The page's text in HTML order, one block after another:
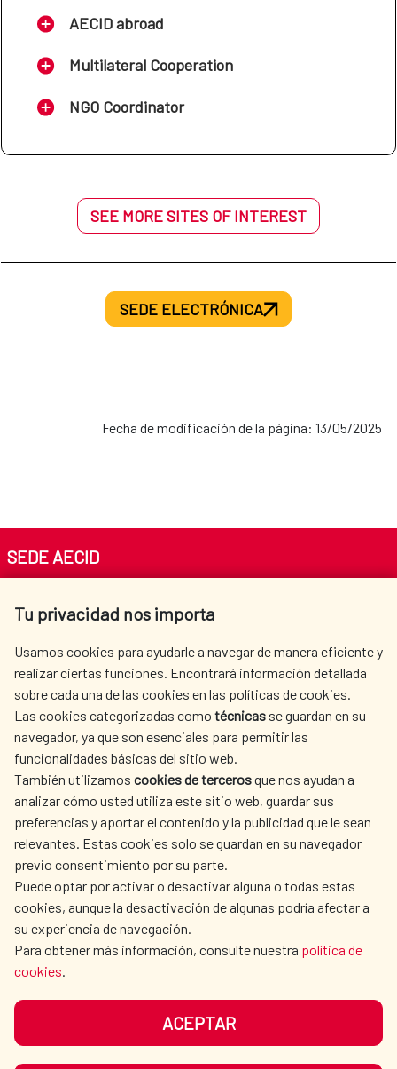
AECID abroad
Multilateral Cooperation
NGO Coordinator
SEE MORE SITES OF INTEREST
SEDE ELECTRÓNICA
Fecha de modificación de la página: 13/05/2025
Tu privacidad nos importa
Usamos cookies para ayudarle a navegar de manera eficiente y
realizar ciertas funciones. Encontrará información detallada
sobre cada una de las cookies en las políticas de cookies.
Las cookies categorizadas como técnicas se guardan en su
navegador, ya que son esenciales para permitir las
funcionalidades básicas del sitio web.
También utilizamos cookies de tercerosque nos ayudan a
analizar cómo usted utiliza este sitio web, guardar sus
preferencias y aportar el contenido y la publicidad que le sean
relevantes. Estas cookies solo se guardan en su navegador
previo consentimiento por su parte.
Puede optar por activar o desactivar alguna o todas estas
cookies, aunque la desactivación de algunas podría afectar a
su experiencia de navegación.
Para obtener más información, consulte nuestra política de
cookies.
ACEPTAR
SEDE AECID
Tel. +34 900 20 30 54​​​​​​​
AECID
WHERE DO WE COOPERATE?
SPANISH HUMANITARIAN
ACTION
PRESS ROOM
CULTURE AND SCIENCE LIBRARY
OUR SOCIAL MEDIA
DATA PROTECTION
COOKIE POLICY
BROWSING GUIDE